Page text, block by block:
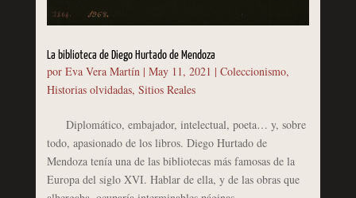
La biblioteca de Diego Hurtado de Mendoza
por Eva Vera Martín| May 11, 2021 | Coleccionismo,
Historias olvidadas, Sitios Reales
Diplomático, embajador, intelectual, poeta… y, sobre
todo, apasionado de los libros. Diego Hurtado de
Mendoza tenía una de las bibliotecas más famosas de la
Europa del siglo XVI. Hablar de ella, y de las obras que